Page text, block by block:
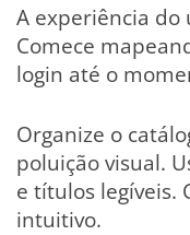
A experiência do
Comece
login até o
Organize o
poluição visual.
e títulos legíveis.
intuitivo.